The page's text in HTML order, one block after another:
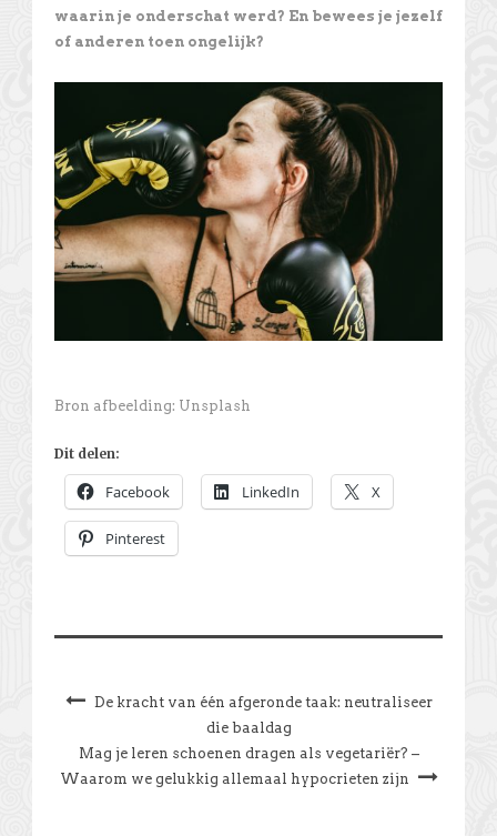
waarin je onderschat werd? En bewees je jezelf
of anderen toen ongelijk?
Bron afbeelding: Unsplash
Dit delen:
Facebook LinkedIn X
Pinterest
De kracht van één afgeronde taak: neutraliseer
die baaldag
Mag je leren schoenen dragen als vegetariër? –
Waarom we gelukkig allemaal hypocrieten zijn